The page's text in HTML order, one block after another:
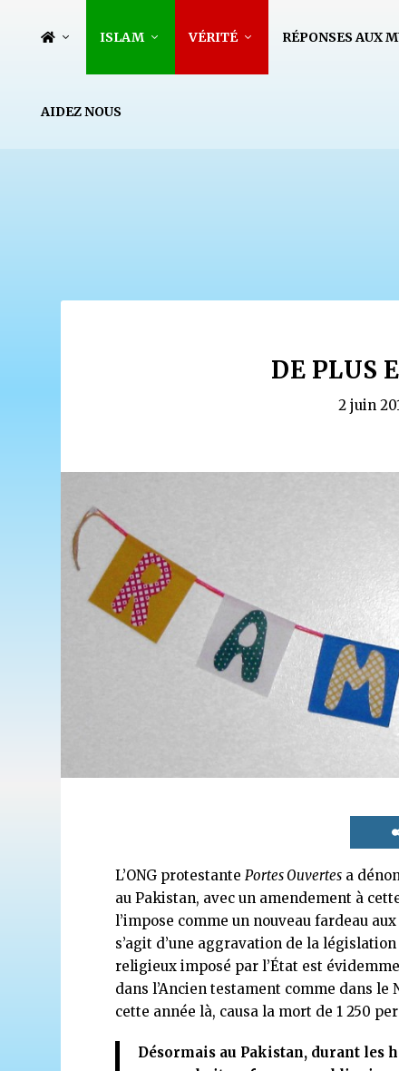
ISLAM VÉRITÉ RÉPONSES AUX
AIDEZ NOUS
DE PLUS
2 juin
L’ONG protestante Portes Ouvertes a
au Pakistan, avec un amendement à
l’impose comme un nouveau fardeau
s’agit d’une aggravation de la
religieux imposé par l’État est
dans l’Ancien testament comme dans le
cette année là, causa la mort de 1 250
Désormais au Pakistan, durant les